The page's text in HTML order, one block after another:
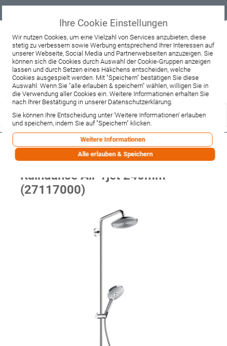
Beratung & Verkauf
+49 37467 66944
Montag - Freitag:
10:00 - 12:00 Uhr
13:00 - 16:00 Uhr
Samstag:
9:00 - 12:00 Uhr
Lieferzeitanfrage Widerruf
Hansgrohe Showerpipe Raindance
Select Wanne chr.Kopfbrause
Raindance Air 1jet 240mm
(27117000)
Ihre Cookie Einstellungen
Wir nutzen Cookies, um eine Vielzahl von Services anzubieten, diese
stetig zu verbessern sowie Werbung entsprechend Ihrer Interessen auf
unserer Webseite, Social Media und Partnerwebseiten anzuzeigen. Sie
können sich die Cookies durch Auswahl der Cookie-Gruppen anzeigen
lassen und durch Setzen eines Häkchens entscheiden, welche
Cookies ausgespielt werden. Mit "Speichern" bestätigen Sie diese
Auswahl. Wenn Sie "alle erlauben & speichern" wählen, willigen Sie in
die Verwendung aller Cookies ein. Weitere Informationen erhalten Sie
nach Ihrer Bestätigung in unserer Datenschutzerklärung.
Sie können Ihre Entscheidung unter 'Weitere Informationen' erlauben
und speichern, indem Sie auf "Speichern" klicken.
Weitere Informationen
Alle erlauben & Speichern